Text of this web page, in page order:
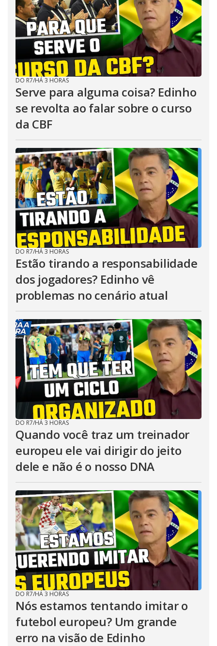
DO R7/HÁ 3 HORAS
Serve para alguma coisa? Edinho
se revolta ao falar sobre o curso
da CBF
DO R7/HÁ 3 HORAS
Estão tirando a responsabilidade
dos jogadores? Edinho vê
problemas no cenário atual
DO R7/HÁ 3 HORAS
Quando você traz um treinador
europeu ele vai dirigir do jeito
dele e não é o nosso DNA
DO R7/HÁ 3 HORAS
Nós estamos tentando imitar o
futebol europeu? Um grande
erro na visão de Edinho